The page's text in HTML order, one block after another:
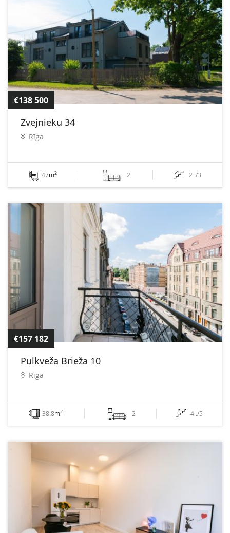
€138 500
Zvejnieku 34
Rīga
47m2 2 2 ./3
€157 182
Pulkveža Brieža 10
Rīga
38.8m2 2 4 ./5